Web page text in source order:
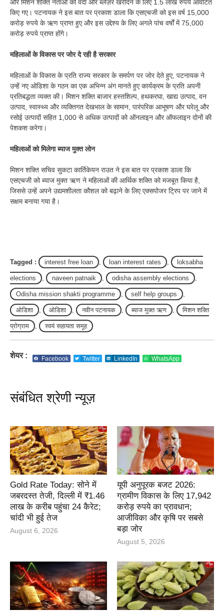
और मिशन शक्ति नेताओं को वर्दी और ब्लेज़र खरीदने के लिए 1.5 लाख रुपये आवंटित
किए गए। पटनायक ने इस बात पर प्रकाश डाला कि एसएचजी को इस वर्ष 15,000
करोड़ रुपये के ऋण प्राप्त हुए और इस उद्देश्य के लिए अगले पांच वर्षों में 75,000
करोड़ रुपये प्राप्त होंगे।
महिलाओं के विकास पर जोर दे रही है सरकार
महिलाओं के विकास के प्रति राज्य सरकार के समर्पण पर जोर देते हुए, पटनायक ने
उन्हें नए ओडिशा के गठन का एक अभिन्न अंग मानते हुए कार्यक्रम के प्रति अपनी
प्रतिबद्धता व्यक्त की। मिशन शक्ति बाजार हस्तशिल्प, हथकरघा, खाद्य उत्पाद, वन
उत्पाद, स्वास्थ्य और व्यक्तिगत देखभाल के सामान, पारंपरिक आभूषण और घरेलू और
रसोई उत्पादों सहित 1,000 से अधिक उत्पादों को ऑनलाइन और ऑफलाइन दोनों की
पेशकश करेगा।
महिलाओं को मिलेगा ब्याज मुक्त लोन
मिशन शक्ति सचिव सुकटा कार्तिकेयन राउत ने इस बात पर प्रकाश डाला कि
एसएचजी को ब्याज मुक्त ऋण ने महिलाओं की आर्थिक शक्ति को मजबूत किया है,
जिससे उन्हें अपने उद्यमशीलता कौशल को बढ़ाने के लिए एक्सपोजर ट्रिप पर जाने में
सक्षम बनाया गया है।
Tagged : interest free loan , loan interest rates , loksabha
elections , naveen patnaik , odisha assembly elections ,
Odisha mission shakti programme , self help groups ,
ओडिशा , ओडिशा , नवीन पटनायक , ब्याज मुक्त ऋण , मिशन शक्ति
प्रोग्राम , स्वयं सहायता समूह
शेयर : Facebook Twitter LinkedIn WhatsApp
संबंधित श्रेणी न्यूज़
Gold Rate Today: सोने में
जबरदस्त तेजी, दिल्ली में ₹1.46
लाख के करीब पहुंचा 24 कैरेट;
चांदी भी हुई तेज
August 6, 2026
यूपी अनुपूरक बजट 2026:
ग्रामीण विकास के लिए 17,942
करोड़ रुपये का प्रावधान;
आजीविका और कृषि पर सबसे
बड़ा जोर
August 5, 2026